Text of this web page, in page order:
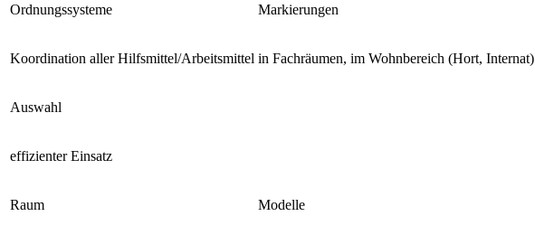
Ordnungssysteme Markierungen
Koordination aller Hilfsmittel/Arbeitsmittel in Fachräumen, im Wohnbereich (Hort, Internat)
Auswahl
effizienter Einsatz
Raum Modelle